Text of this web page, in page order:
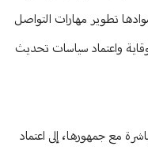
تطوير مهارات التواصل
واعتماد سياسات تحديث
مع جمهورها، إلى اعتماد